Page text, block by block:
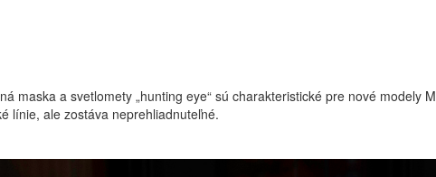
maska a svetlomety „hunting eye“ sú charakteristické pre nové modely
línie, ale zostáva neprehliadnuteľné.